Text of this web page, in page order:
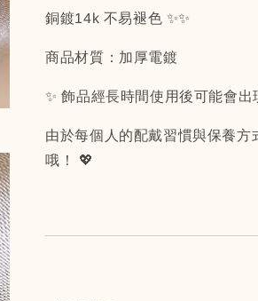
銅鍍14k 不易褪色 ✨✨
商品材質：加厚電鍍
✨ 飾品經長時間使用後可能會
由於每個人的配戴習慣與保養
哦！ 💖